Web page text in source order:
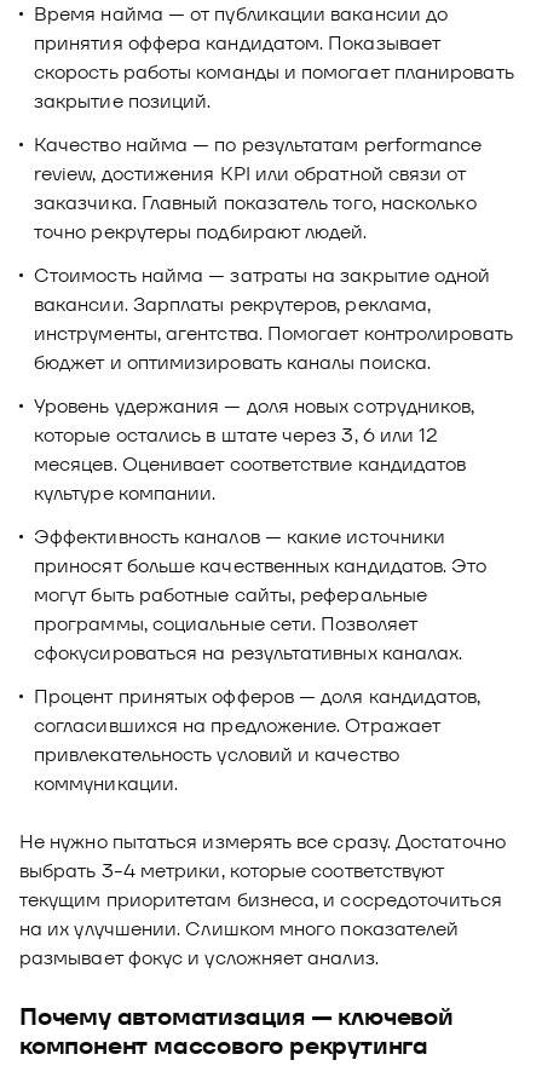
Время найма — от публикации вакансии до
принятия оффера кандидатом. Показывает
скорость работы команды и помогает планировать
закрытие позиций.
Качество найма — по результатам performance
review, достижения KPI или обратной связи от
заказчика. Главный показатель того, насколько
точно рекрутеры подбирают людей.
Стоимость найма — затраты на закрытие одной
вакансии. Зарплаты рекрутеров, реклама,
инструменты, агентства. Помогает контролировать
бюджет и оптимизировать каналы поиска.
Уровень удержания — доля новых сотрудников,
которые остались в штате через 3, 6 или 12
месяцев. Оценивает соответствие кандидатов
культуре компании.
Эффективность каналов — какие источники
приносят больше качественных кандидатов. Это
могут быть работные сайты, реферальные
программы, социальные сети. Позволяет
сфокусироваться на результативных каналах.
Процент принятых офферов — доля кандидатов,
согласившихся на предложение. Отражает
привлекательность условий и качество
коммуникации.
Не нужно пытаться измерять все сразу. Достаточно
выбрать 3-4 метрики, которые соответствуют
текущим приоритетам бизнеса, и сосредоточиться
на их улучшении. Слишком много показателей
размывает фокус и усложняет анализ.
Почему автоматизация — ключевой
компонент массового рекрутинга